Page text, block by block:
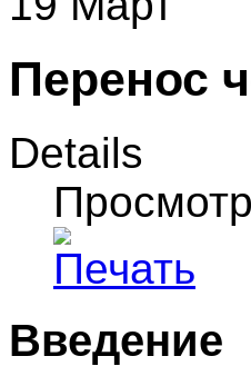
Перенос
Details
Введение